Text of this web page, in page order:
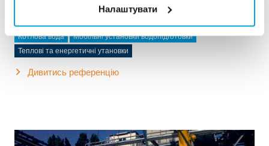
Налаштувати
не було. Кращим рішенням була мобільна водопідготовка
в контейнері.
Котлова вода Мобільні установки водопідготовки
Теплові та енергетичні утановки
Дивитись референцію